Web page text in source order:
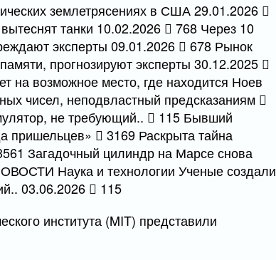
землетрясениях в США 29.01.2026
танки 10.02.2026
768 Через 10
эксперты 09.01.2026
678 Рынок
прогнозируют эксперты 30.12.2025
на возможное место, где находится Ноев
чисел, неподвластный предсказаниям
не требующий..
115 Бывший
пришельцев»
3169 Раскрыта тайна
Загадочный цилиндр на Марсе снова
Наука и технологии Ученые создали
03.06.2026
115
института (MIT) представили